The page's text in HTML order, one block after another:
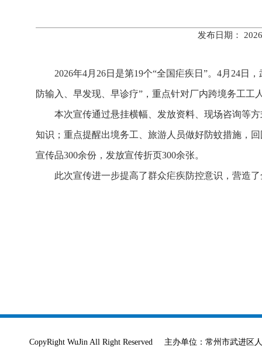
发布日期：
2026年4月26日是第19个“全国疟疾日”。4月24日
防输入、早发现、早诊疗”，重点针对厂内跨境务工工
本次宣传通过悬挂横幅、发放资料、现场咨询等
知识；重点提醒出境务工、旅游人员做好防蚊措施，
宣传品300余份，发放宣传折页300余张。
此次宣传进一步提高了群众疟疾防控意识，营造
CopyRight WuJin All Right Reserved 主办单位：常州市武进